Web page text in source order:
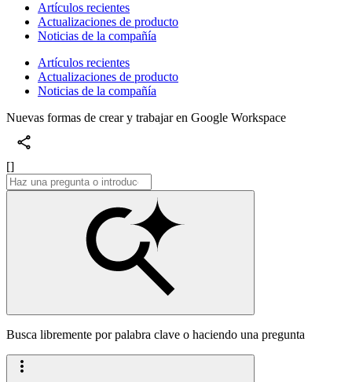
Artículos recientes
Actualizaciones de producto
Noticias de la compañía
Artículos recientes
Actualizaciones de producto
Noticias de la compañía
Nuevas formas de crear y trabajar en Google Workspace
[]
Busca libremente por palabra clave o haciendo una pregunta